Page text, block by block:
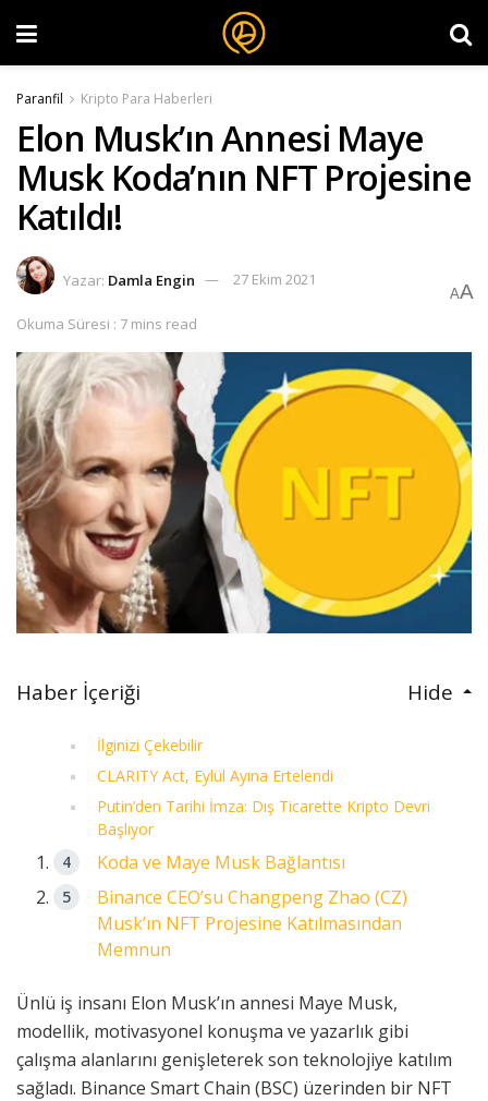
Paranfil Kripto Para Haberleri
Elon Musk’ın Annesi Maye
Musk Koda’nın NFT Projesine
Katıldı!
Yazar: Damla Engin 27 Ekim 2021
Okuma Süresi : 7 mins read
AA
Haber İçeriği Hide
İlginizi Çekebilir
CLARITY Act, Eylül Ayına Ertelendi
Putin’den Tarihi İmza: Dış Ticarette Kripto Devri
Başlıyor
Koda ve Maye Musk Bağlantısı
Binance CEO’su Changpeng Zhao (CZ)
Musk’ın NFT Projesine Katılmasından
Memnun
Ünlü iş insanı Elon Musk’ın annesi Maye Musk,
modellik, motivasyonel konuşma ve yazarlık gibi
çalışma alanlarını genişleterek son teknolojiye katılım
sağladı. Binance Smart Chain (BSC) üzerinden bir NFT